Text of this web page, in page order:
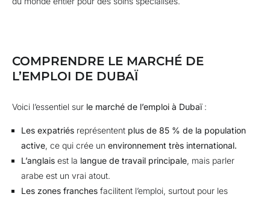
COMPRENDRE LE MARCHÉ DE
L’EMPLOI DE DUBAÏ
Voici l’essentiel sur le marché de l’emploi à Dubaï :
Les expatriés représentent plus de 85 % de la population
active, ce qui crée un environnement très international.
L’anglais est la langue de travail principale, mais parler
arabe est un vrai atout.
Les zones franches facilitent l’emploi, surtout pour les